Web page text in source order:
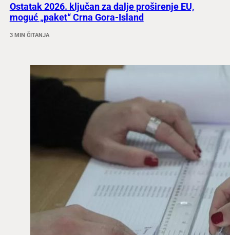
Ostatak 2026. ključan za dalje proširenje EU,
moguć „paket“ Crna Gora-Island
3 MIN ČITANJA